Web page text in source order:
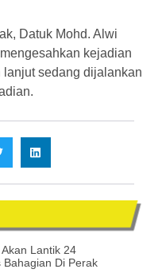
Datuk Mohd. Alwi
kejadian
sedang dijalankan
Akan Lantik 24
Bahagian Di Perak